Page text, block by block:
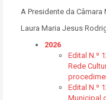
A Presidente da Câmara
Laura Maria Jesus
2026
Edital N.º
Rede
Edital N.º
Municipal